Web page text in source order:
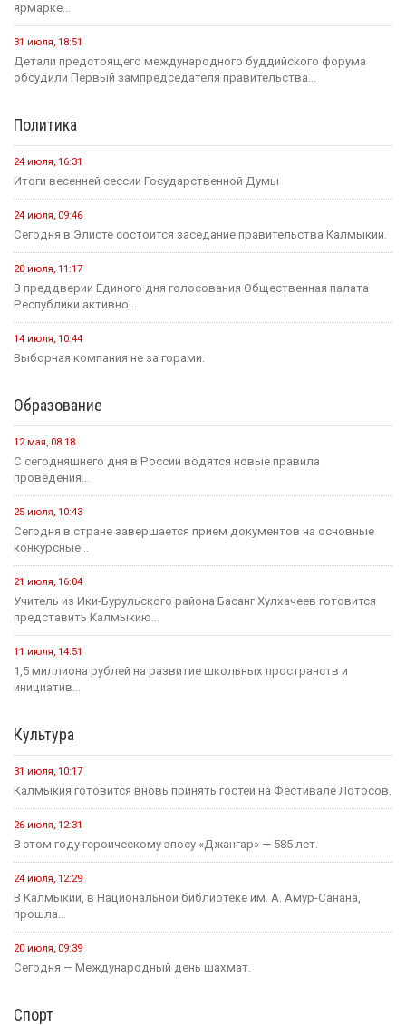
ярмарке...
31 июля, 18:51
Детали предстоящего международного буддийского форума
обсудили Первый зампредседателя правительства...
Политика
24 июля, 16:31
Итоги весенней сессии Государственной Думы
24 июля, 09:46
Сегодня в Элисте состоится заседание правительства Калмыкии.
20 июля, 11:17
В преддверии Единого дня голосования Общественная палата
Республики активно...
14 июля, 10:44
Выборная компания не за горами.
Образование
12 мая, 08:18
С сегодняшнего дня в России водятся новые правила
проведения...
25 июля, 10:43
Сегодня в стране завершается прием документов на основные
конкурсные...
21 июля, 16:04
Учитель из Ики-Бурульского района Басанг Хулхачеев готовится
представить Калмыкию...
11 июля, 14:51
1,5 миллиона рублей на развитие школьных пространств и
инициатив...
Культура
31 июля, 10:17
Калмыкия готовится вновь принять гостей на Фестивале Лотосов.
26 июля, 12:31
В этом году героическому эпосу «Джангар» — 585 лет.
24 июля, 12:29
В Калмыкии, в Национальной библиотеке им. А. Амур-Санана,
прошла...
20 июля, 09:39
Сегодня — Международный день шахмат.
Спорт